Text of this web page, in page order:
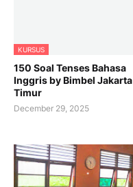
KURSUS
150 Soal Tenses Bahasa
Inggris by Bimbel Jakarta
Timur
December 29, 2025